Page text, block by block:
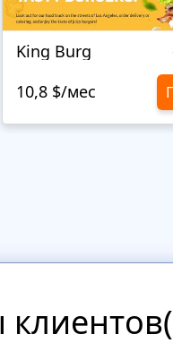
King Burg
10,8 $/мес